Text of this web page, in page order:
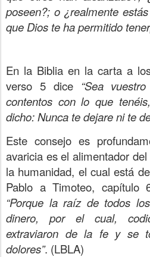
poseen?; o ¿realmente
que Dios te ha permitido
En la Biblia en la carta a
verso 5 dice “Sea
contentos con lo que
dicho: Nunca te dejare ni te
Este consejo es
avaricia es el alimentador
la humanidad, el cual está
Pablo a Timoteo, capítulo
“Porque la raíz de todos
dinero, por el cual,
extraviaron de la fe y se
dolores”. (LBLA)